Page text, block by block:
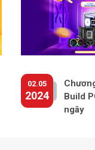
02.05
2024
Build
ngây